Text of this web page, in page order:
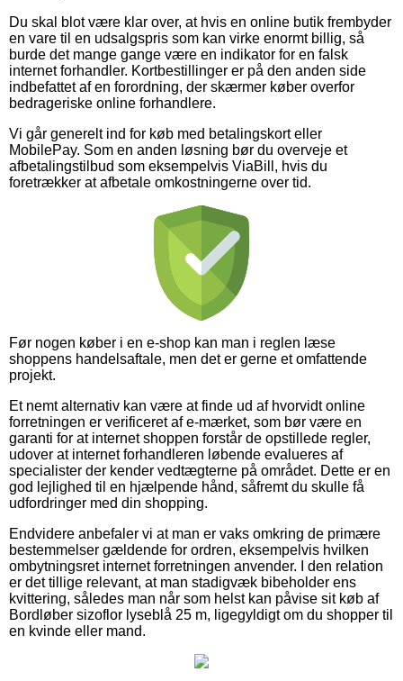
Du skal blot være klar over, at hvis en online butik frembyder
en vare til en udsalgspris som kan virke enormt billig, så
burde det mange gange være en indikator for en falsk
internet forhandler. Kortbestillinger er på den anden side
indbefattet af en forordning, der skærmer køber overfor
bedrageriske online forhandlere.
Vi går generelt ind for køb med betalingskort eller
MobilePay. Som en anden løsning bør du overveje et
afbetalingstilbud som eksempelvis ViaBill, hvis du
foretrækker at afbetale omkostningerne over tid.
Før nogen køber i en e-shop kan man i reglen læse
shoppens handelsaftale, men det er gerne et omfattende
projekt.
Et nemt alternativ kan være at finde ud af hvorvidt online
forretningen er verificeret af e-mærket, som bør være en
garanti for at internet shoppen forstår de opstillede regler,
udover at internet forhandleren løbende evalueres af
specialister der kender vedtægterne på området. Dette er en
god lejlighed til en hjælpende hånd, såfremt du skulle få
udfordringer med din shopping.
Endvidere anbefaler vi at man er vaks omkring de primære
bestemmelser gældende for ordren, eksempelvis hvilken
ombytningsret internet forretningen anvender. I den relation
er det tillige relevant, at man stadigvæk bibeholder ens
kvittering, således man når som helst kan påvise sit køb af
Bordløber sizoflor lyseblå 25 m, ligegyldigt om du shopper til
en kvinde eller mand.